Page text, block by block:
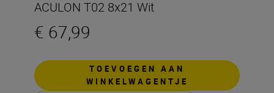
ACULON T02 8x21 Wit
€ 67,99
TOEVOEGEN AAN
WINKELWAGENTJE